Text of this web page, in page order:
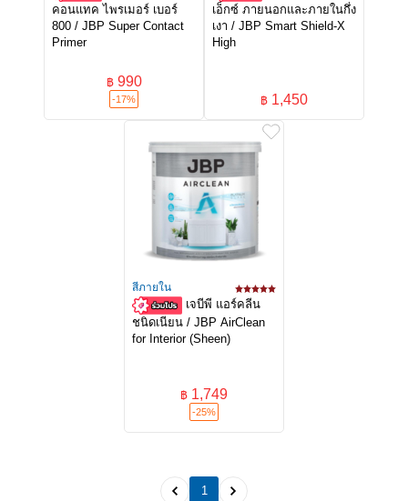
คอนแทค ไพรเมอร์ เบอร์
800 / JBP Super Contact
Primer
฿ 990
-17%
เอ็กซ์ ภายนอกและภายในกึ่ง
เงา / JBP Smart Shield-X
High
฿ 1,450
สีภายใน
เจบีพี แอร์คลีน
ชนิดเนียน / JBP AirClean
for Interior (Sheen)
฿ 1,749
-25%
1